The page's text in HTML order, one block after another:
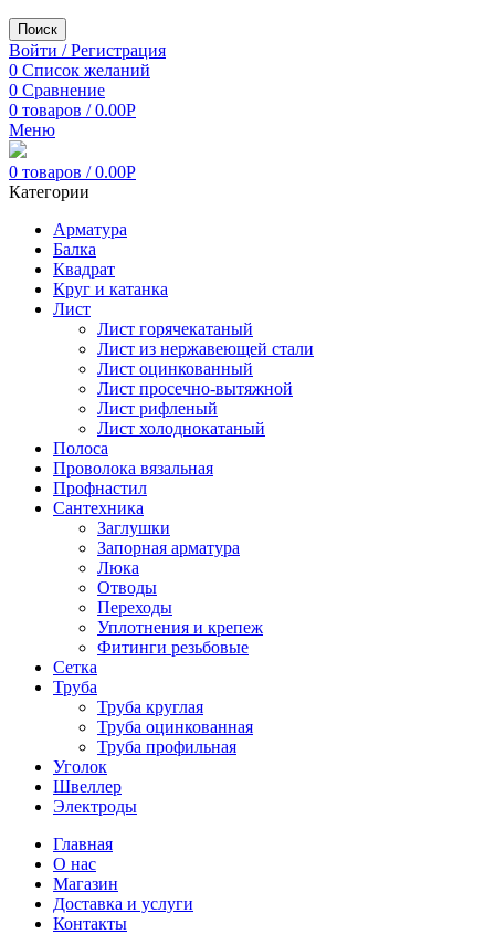
Поиск
Войти / Регистрация
0 Список желаний
0 Сравнение
0 товаров / 0.00Р
Меню
0 товаров / 0.00Р
Категории
Арматура
Балка
Квадрат
Круг и катанка
Лист
Лист горячекатаный
Лист из нержавеющей стали
Лист оцинкованный
Лист просечно-вытяжной
Лист рифленый
Лист холоднокатаный
Полоса
Проволока вязальная
Профнастил
Сантехника
Заглушки
Запорная арматура
Люка
Отводы
Переходы
Уплотнения и крепеж
Фитинги резьбовые
Сетка
Труба
Труба круглая
Труба оцинкованная
Труба профильная
Уголок
Швеллер
Электроды
Главная
О нас
Магазин
Доставка и услуги
Контакты